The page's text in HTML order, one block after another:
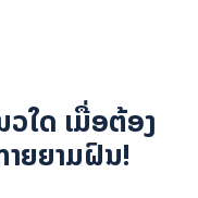
ໃດ ເມື່ອຕ້ອງ
ຍຍາມຝົນ!